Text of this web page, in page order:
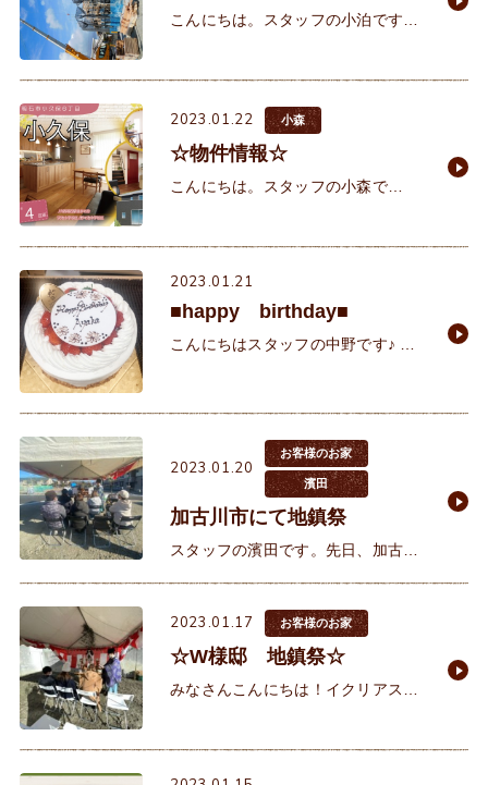
こんにちは。スタッフの小泊です。
素敵な差し入れと、お持ち帰りのお
2023.01.22 小森
☆物件情報☆
こんにちは。スタッフの小森で
2023.01.21
■happy birthday■
こんにちはスタッフの中野です♪ 冬
によると25日辺りに寒波到来予定だ
そう。皆さまご準備
2023.01.20
お客様のお家
濱田
加古川市にて地鎮祭
スタッフの濱田です。先日、加古川
フローリングを使っておられ自然素
材の良さはご存じでした。自分たち
2023.01.17 お客様のお家
☆W様邸 地鎮祭☆
みなさんこんにちは！イクリアスタ